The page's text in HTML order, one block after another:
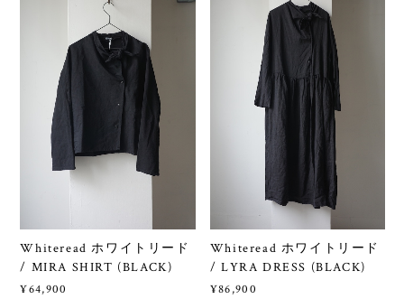
Whiteread ホワイトリード
/ MIRA SHIRT (BLACK)
¥64,900
Whiteread ホワイトリード
/ LYRA DRESS (BLACK)
¥86,900